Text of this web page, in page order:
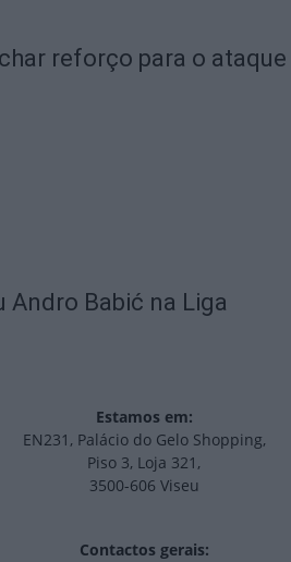
reforço para o ataque
Andro Babić na Liga
Estamos em:
EN231, Palácio do Gelo Shopping,
Piso 3, Loja 321,
3500-606 Viseu
Contactos gerais: